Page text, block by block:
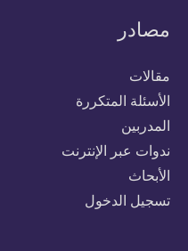
مصادر
مقالات
الأسئلة المتكررة
المدربين
ندوات عبر الإنترنت
الأبحاث
تسجيل الدخول